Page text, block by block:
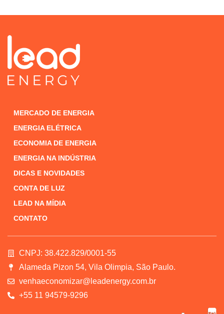
MERCADO DE ENERGIA
ENERGIA ELÉTRICA
ECONOMIA DE ENERGIA
ENERGIA NA INDÚSTRIA
DICAS E NOVIDADES
CONTA DE LUZ
LEAD NA MÍDIA
CONTATO
CNPJ: 38.422.829/0001-55
Alameda Pizon 54, Vila Olimpia, São Paulo.
venhaeconomizar@leadenergy.com.br
+55 11 94579-9296